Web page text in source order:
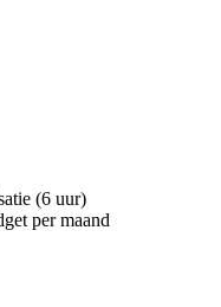
(6 uur)
per maand